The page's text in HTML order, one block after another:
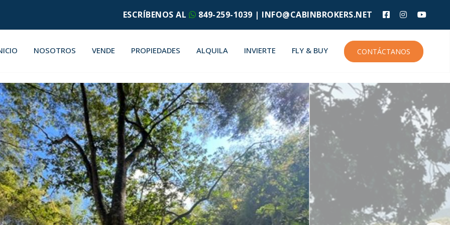
ESCRÍBENOS AL 849-259-1039 | INFO@CABINBROKERS.NET
NOSOTROS VENDE PROPIEDADES ALQUILA INVIERTE FLY & BUY CONTÁCTANOS